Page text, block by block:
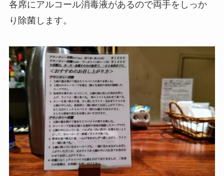
各席にアルコール消毒液があるので両手をしっか
り除菌します。